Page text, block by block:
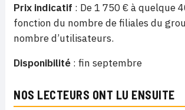
Prix indicatif : De 1 750 € à quelque
fonction du nombre de filiales du
nombre d’utilisateurs.
Disponibilité : fin septembre
NOS LECTEURS ONT LU ENSUITE